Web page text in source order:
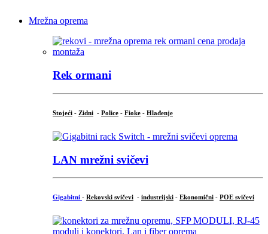
Mrežna oprema
Rek ormani
Stojeći - Zidni - Police - Fioke - Hlađenje
LAN mrežni svičevi
Gigabitni - Rekovski svičevi - industrijski - Ekonomični - POE svičevi